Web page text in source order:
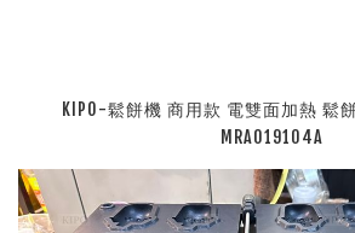
KIPO-鬆餅機 商用款 電雙面加熱 鬆
MRA019104A